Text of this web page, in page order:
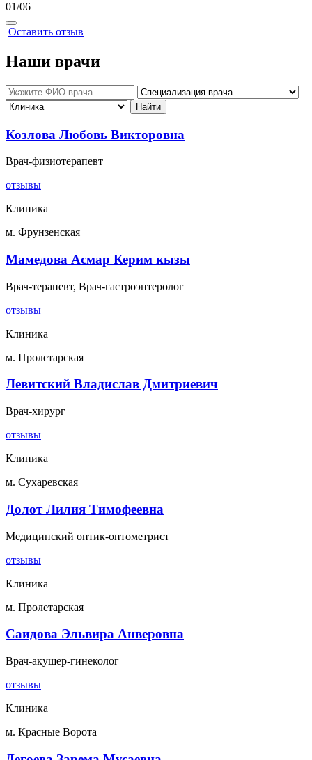
01/06
Оставить отзыв
Наши врачи
Козлова Любовь Викторовна
Врач-физиотерапевт
отзывы
Клиника
м. Фрунзенская
Мамедова Асмар Керим кызы
Врач-терапевт, Врач-гастроэнтеролог
отзывы
Клиника
м. Пролетарская
Левитский Владислав Дмитриевич
Врач-хирург
отзывы
Клиника
м. Сухаревская
Долот Лилия Тимофеевна
Медицинский оптик-оптометрист
отзывы
Клиника
м. Пролетарская
Саидова Эльвира Анверовна
Врач-акушер-гинеколог
отзывы
Клиника
м. Красные Ворота